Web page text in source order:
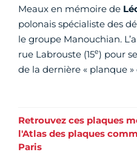
Meaux en mémoire de
polonais spécialiste des
le groupe Manouchian.
rue Labrouste (15e) pour
de la dernière « planque
Retrouvez ces plaques
l'Atlas des plaques
Paris